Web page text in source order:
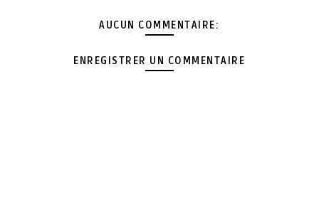
AUCUN COMMENTAIRE:
ENREGISTRER UN COMMENTAIRE